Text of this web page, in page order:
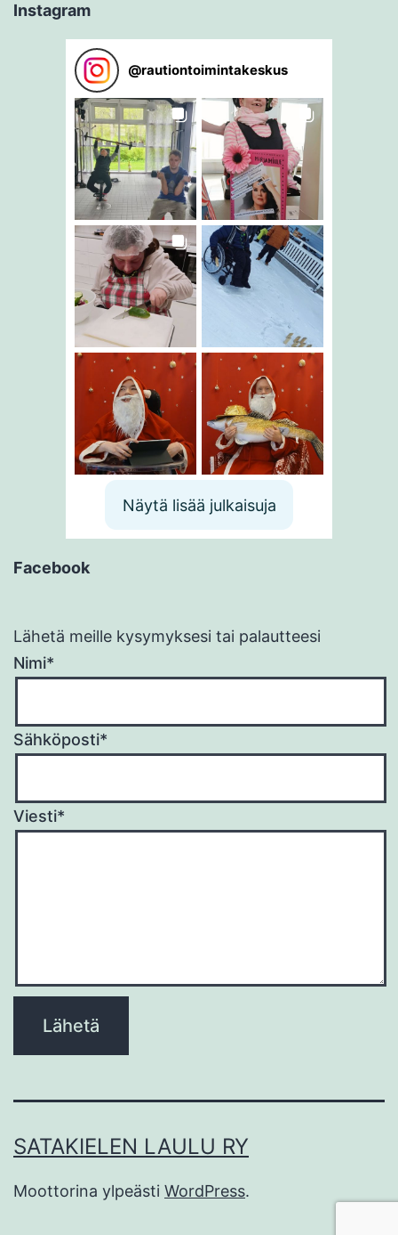
Instagram
@rautiontoimintakeskus
Näytä lisää julkaisuja
Facebook
Lähetä meille kysymyksesi tai palautteesi
Nimi*
Sähköposti*
Viesti*
leave
SATAKIELEN LAULU RY
Moottorina ylpeästi WordPress.